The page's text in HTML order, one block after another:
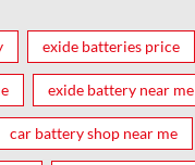
exide batteries price
exide battery near me
car battery shop near me